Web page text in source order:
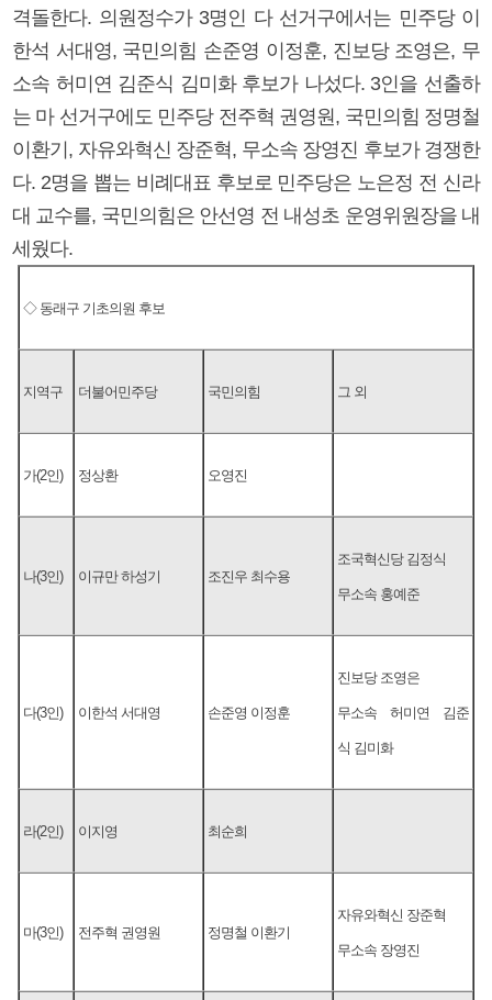
격돌한다. 의원정수가 3명인 다 선거구에서는 민주당 이
한석 서대영, 국민의힘 손준영 이정훈, 진보당 조영은, 무
소속 허미연 김준식 김미화 후보가 나섰다. 3인을 선출하
는 마 선거구에도 민주당 전주혁 권영원, 국민의힘 정명철
이환기, 자유와혁신 장준혁, 무소속 장영진 후보가 경쟁한
다. 2명을 뽑는 비례대표 후보로 민주당은 노은정 전 신라
대 교수를, 국민의힘은 안선영 전 내성초 운영위원장을 내
세웠다.
◇ 동래구 기초의원 후보
지역구 더불어민주당 국민의힘 그 외
가(2인) 정상환 오영진
나(3인) 이규만 하성기 조진우 최수용
조국혁신당 김정식
무소속 홍예준
다(3인) 이한석 서대영 손준영 이정훈
진보당 조영은
무소속 허미연 김준
식 김미화
라(2인) 이지영 최순희
마(3인) 전주혁 권영원 정명철 이환기
자유와혁신 장준혁
무소속 장영진